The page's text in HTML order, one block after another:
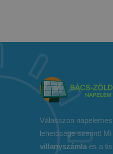
Válasszon
lehetősége szerint!
villanyszámla és a